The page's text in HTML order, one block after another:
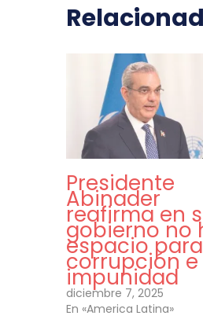
Presidente
Abinader
reafirma en
gobierno no
espacio
corrupción e
impunidad
diciembre 7, 2025
En «America Latina»